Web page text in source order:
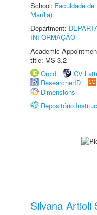
School: Faculdade
Marília)
Department:
INFORMAÇÃO
Academic
title: MS-3.2
Orcid
CV
ResearcherID
Dimensions
Repositório
Silvana Artioli